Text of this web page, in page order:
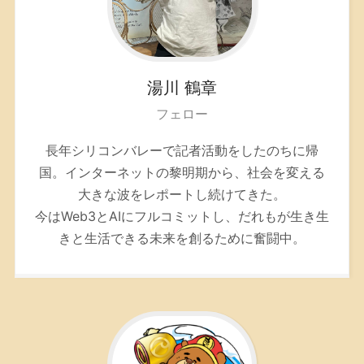
湯川 鶴章
フェロー
長年シリコンバレーで記者活動をしたのちに帰
国。インターネットの黎明期から、社会を変える
大きな波をレポートし続けてきた。
今はWeb3とAIにフルコミットし、だれもが生き生
きと生活できる未来を創るために奮闘中。